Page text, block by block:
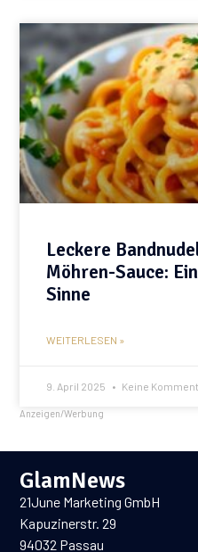
Leckere
Möhren-Sauce:
Sinne
WEITERLESEN »
9. April 2025 Keine
Anzeigen/Werbung
GlamNews
21June Marketing GmbH
Kapuzinerstr. 29
94032 Passau